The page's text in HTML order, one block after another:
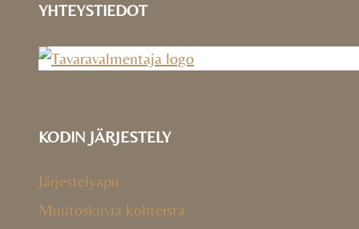
YHTEYSTIEDOT
KODIN JÄRJESTELY
Järjestelyapu
Muutoskuvia kohteista